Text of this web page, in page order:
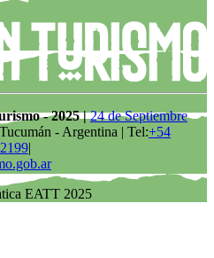
- 2025 |24 de Septiembre
- Argentina | Tel:+54
|
EATT 2025